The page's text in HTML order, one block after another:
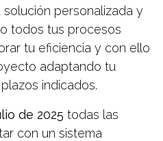
personalizada y
todos tus procesos
tu eficiencia y con ello
adaptando tu
indicados.
de 2025 todas las
con un sistema